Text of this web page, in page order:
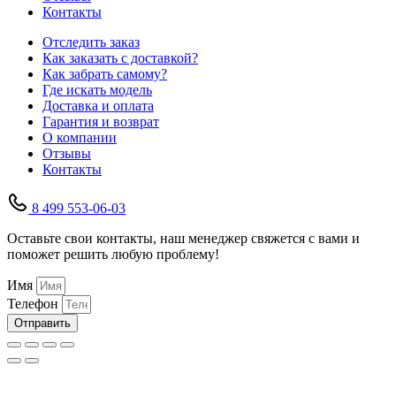
Контакты
Отследить заказ
Как заказать с доставкой?
Как забрать самому?
Где искать модель
Доставка и оплата
Гарантия и возврат
О компании
Отзывы
Контакты
8 499 553-06-03
Оставьте свои контакты, наш менеджер свяжется с вами и
поможет решить любую проблему!
Имя
Телефон
Отправить